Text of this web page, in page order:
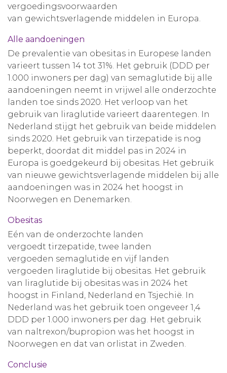
vergoedingsvoorwaarden
van gewichtsverlagende middelen in Europa.
Alle aandoeningen
De prevalentie van obesitas in Europese landen
varieert tussen 14 tot 31%. Het gebruik (DDD per
1.000 inwoners per dag) van semaglutide bij alle
aandoeningen neemt in vrijwel alle onderzochte
landen toe sinds 2020. Het verloop van het
gebruik van liraglutide varieert daarentegen. In
Nederland stijgt het gebruik van beide middelen
sinds 2020. Het gebruik van tirzepatide is nog
beperkt, doordat dit middel pas in 2024 in
Europa is goedgekeurd bij obesitas. Het gebruik
van nieuwe gewichtsverlagende middelen bij alle
aandoeningen was in 2024 het hoogst in
Noorwegen en Denemarken.
Obesitas
Eén van de onderzochte landen
vergoedt tirzepatide, twee landen
vergoeden semaglutide en vijf landen
vergoeden liraglutide bij obesitas. Het gebruik
van liraglutide bij obesitas was in 2024 het
hoogst in Finland, Nederland en Tsjechië. In
Nederland was het gebruik toen ongeveer 1,4
DDD per 1.000 inwoners per dag. Het gebruik
van naltrexon/bupropion was het hoogst in
Noorwegen en dat van orlistat in Zweden.
Conclusie